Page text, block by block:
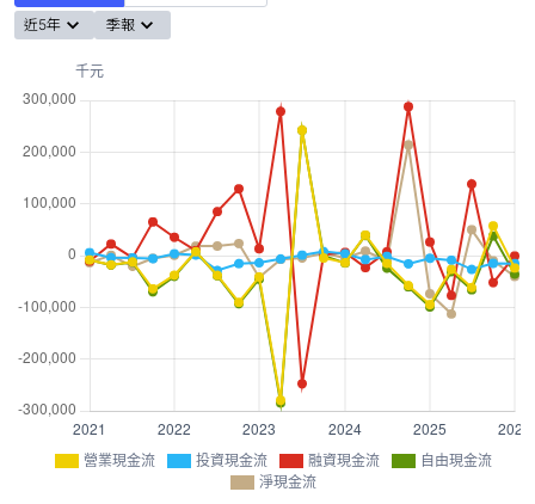
近5年 季報
營業現金流 投資現金流 融資現金流
自由現金流
淨現金流